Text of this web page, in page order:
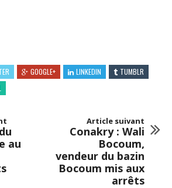
GOOGLE+ LINKEDIN
TUMBLR
au
Article suivant
Conakry : Wali
Bocoum,
vendeur du bazin
Bocoum mis aux
arrêts